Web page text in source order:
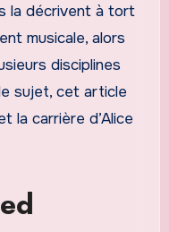
la décrivent à tort
musicale, alors
disciplines
sujet, cet article
la carrière d’Alice